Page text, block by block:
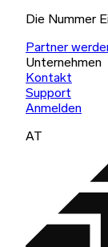
Die Nummer
Partner
Unternehmen
Kontakt
Support
Anmelden
AT